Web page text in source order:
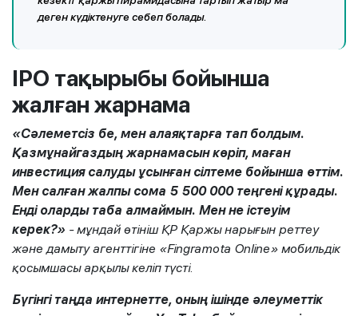
деген күдіктенуге себеп болады.
IPO тақырыбы бойынша
жалған жарнама
«Сәлеметсіз бе, мен алаяқтарға тап болдым.
Қазмұнайгаздың жарнамасын көріп, маған
инвестиция салуды ұсынған сілтеме бойынша өттім.
Мен салған жалпы сома 5 500 000 теңгені құрады.
Енді оларды таба алмаймын. Мен не істеуім
керек?» - мұндай өтініш ҚР Қаржы нарығын реттеу
және дамыту агенттігіне «Fingramota Online» мобильдік
қосымшасы арқылы келіп түсті.
Бүгінгі таңда интернетте, оның ішінде әлеуметтік